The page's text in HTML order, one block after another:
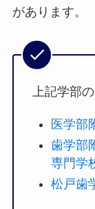
があります。
上記学部
医学部
歯学部
専門学
松戸歯